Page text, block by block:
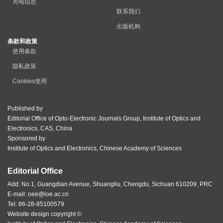
光电信息
联系我们
出版机构
条款和政策
使用条款
隐私政策
Cookies使用
Published by
Editorial Office of Opto-Electronic Journals Group, Institute of Optics and
Electronics, CAS, China
Sponsored by
Institute of Optics and Electronics, Chinese Academy of Sciences
Editorial Office
Add: No.1, Guangdian Avenue, Shuangliu, Chengdu, Sichuan 610209, PRC
E-mail: oee@ioe.ac.cn
Tel: 86-28-85100579
Website design copyright ©